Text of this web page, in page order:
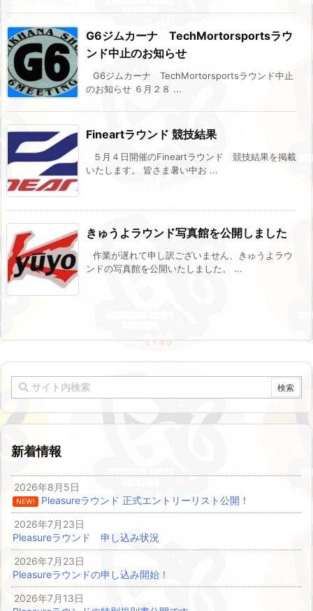
G6ジムカーナ TechMortorsportsラウ
ンド中止のお知らせ
G6ジムカーナ TechMortorsportsラウンド中止
のお知らせ ６月２８ ...
Fineartラウンド 競技結果
５月４日開催のFineartラウンド 競技結果を掲載
いたします。 皆さま暑い中お ...
きゅうよラウンド写真館を公開しました
作業が遅れて申し訳ございません、きゅうよラウ
ンドの写真館を公開いたしました。 ...
新着情報
2026年8月5日
NEW!
Pleasureラウンド 正式エントリーリスト公開！
2026年7月23日
Pleasureラウンド 申し込み状況
2026年7月23日
Pleasureラウンドの申し込み開始！
2026年7月13日